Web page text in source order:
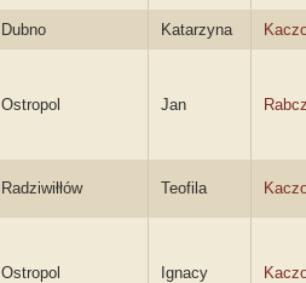
Dubno Katarzyna
Ostropol Jan
Radziwiłłów Teofila
Ostropol Ignacy